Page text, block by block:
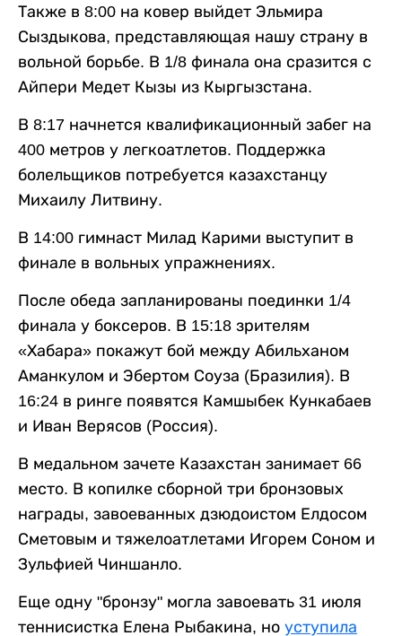
Также в 8:00 на ковер выйдет Эльмира
Сыздыкова, представляющая нашу страну в
вольной борьбе. В 1/8 финала она сразится с
Айпери Медет Кызы из Кыргызстана.
В 8:17 начнется квалификационный забег на
400 метров у легкоатлетов. Поддержка
болельщиков потребуется казахстанцу
Михаилу Литвину.
В 14:00 гимнаст Милад Карими выступит в
финале в вольных упражнениях.
После обеда запланированы поединки 1/4
финала у боксеров. В 15:18 зрителям
«Хабара» покажут бой между Абильханом
Аманкулом и Эбертом Соуза (Бразилия). В
16:24 в ринге появятся Камшыбек Кункабаев
и Иван Верясов (Россия).
В медальном зачете Казахстан занимает 66
место. В копилке сборной три бронзовых
награды, завоеванных дзюдоистом Елдосом
Сметовым и тяжелоатлетами Игорем Соном и
Зульфией Чиншанло.
Еще одну "бронзу" могла завоевать 31 июля
теннисистка Елена Рыбакина, но уступила